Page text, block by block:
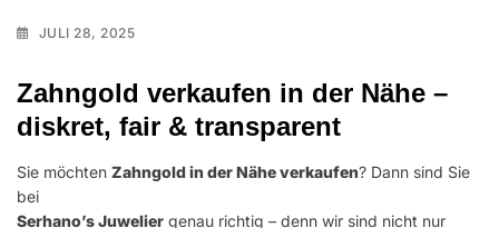
JULI 28, 2025
Zahngold verkaufen in der Nähe –
diskret, fair & transparent
Sie möchten Zahngold in der Nähe verkaufen? Dann sind Sie
bei
Serhano’s Juwelier genau richtig – denn wir sind nicht nur